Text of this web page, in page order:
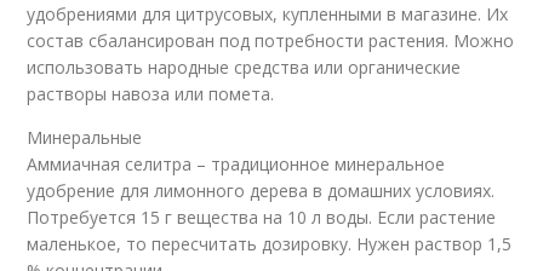
удобрениями для цитрусовых, купленными в магазине. Их
состав сбалансирован под потребности растения. Можно
использовать народные средства или органические
растворы навоза или помета.
Минеральные
Аммиачная селитра – традиционное минеральное
удобрение для лимонного дерева в домашних условиях.
Потребуется 15 г вещества на 10 л воды. Если растение
маленькое, то пересчитать дозировку. Нужен раствор 1,5